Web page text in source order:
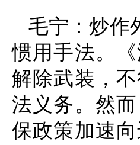
毛宁：炒作
惯用手法。
解除武装，
法义务。然
保政策加速